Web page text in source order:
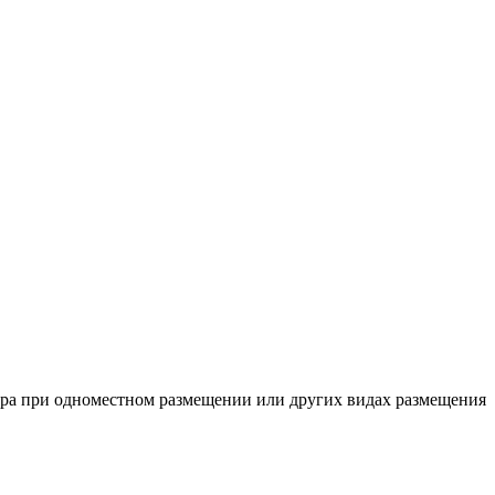
при одноместном размещении или других видах размещения